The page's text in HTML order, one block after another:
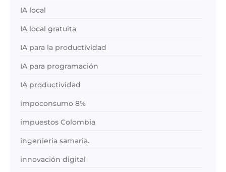
IA local
IA local gratuita
IA para la productividad
IA para programación
IA productividad
impoconsumo 8%
impuestos Colombia
ingenieria samaria.
innovación digital